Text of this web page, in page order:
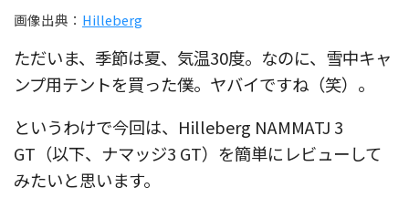
画像出典： Hilleberg
ただいま、季節は夏、気温30度。なのに、雪中キャ
ンプ用テントを買った僕。ヤバイですね（笑）。
というわけで今回は、Hilleberg NAMMATJ 3
GT（以下、ナマッジ3 GT）を簡単にレビューして
みたいと思います。